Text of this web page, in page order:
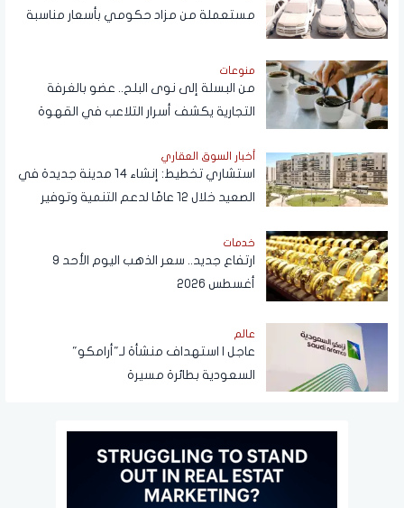
مستعملة من مزاد حكومي بأسعار مناسبة
منوعات
من البسلة إلى نوى البلح.. عضو بالغرفة
التجارية يكشف أسرار التلاعب في القهوة
أخبار السوق العقاري
استشاري تخطيط: إنشاء 14 مدينة جديدة في
الصعيد خلال 12 عامًا لدعم التنمية وتوفير
خدمات
ارتفاع جديد.. سعر الذهب اليوم الأحد 9
أغسطس 2026
عالم
عاجل | استهداف منشأة لـ"أرامكو"
السعودية بطائرة مسيرة